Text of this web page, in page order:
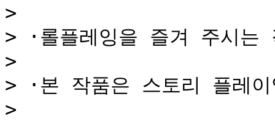
>
> ·롤플레잉을 즐겨 주시는
>
> ·본 작품은 스토리 플레
>